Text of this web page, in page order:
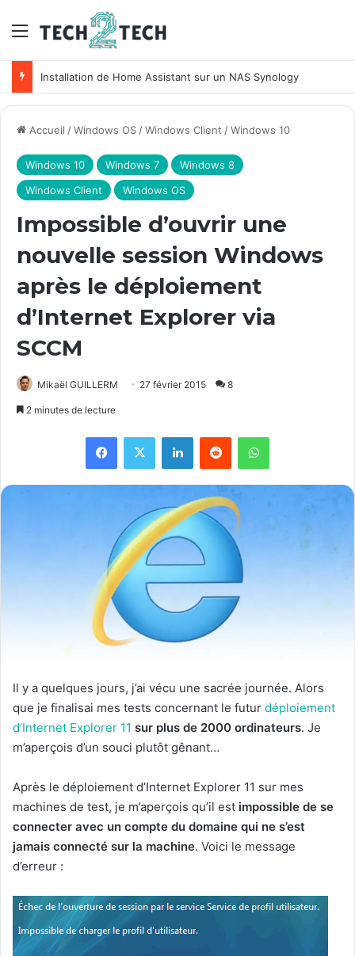
Menu
Accueil /Windows OS/Windows Client /Windows 10
Windows 10 Windows 7
Windows 8
Windows Client
Windows OS
Impossible d’ouvrir une
nouvelle session Windows
après le déploiement
d’Internet Explorer via
SCCM
Mikaël GUILLERM 27 février 2015 8
2 minutes de lecture
Il y a quelques jours, j’ai vécu une sacrée journée. Alors
que je finalisai mes tests concernant le futur déploiement
d’Internet Explorer 11 sur plus de 2000 ordinateurs. Je
m’aperçois d’un souci plutôt gênant…
Après le déploiement d’Internet Explorer 11 sur mes
machines de test, je m’aperçois qu’il est impossible de se
connecter avec un compte du domaine qui ne s’est
jamais connecté sur la machine. Voici le message
d’erreur :